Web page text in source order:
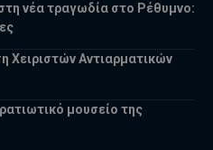
νέα τραγωδία στο Ρέθυμνο:
Χειριστών Αντιαρματικών
μουσείο της